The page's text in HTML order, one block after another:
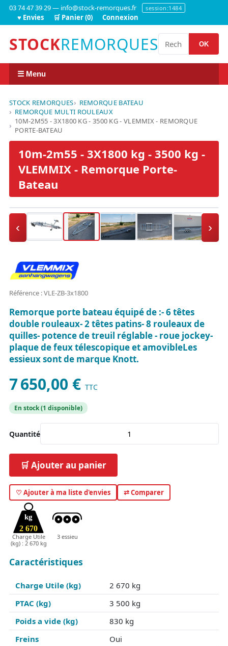
03 74 47 39 29 — info@stock-remorques.fr session:1484
♥ Envies 🛒 Panier (0) Connexion
STOCKREMORQUES OK
☰ Menu
STOCK REMORQUES
REMORQUE BATEAU
REMORQUE MULTI ROULEAUX
10M-2M55 - 3X1800 KG - 3500 KG - VLEMMIX - REMORQUE
PORTE-BATEAU
10m-2m55 - 3X1800 kg - 3500 kg -
VLEMMIX - Remorque Porte-
Bateau
‹ ›
Référence : VLE-ZB-3x1800
Remorque porte bateau équipé de :- 6 têtes
double rouleaux- 2 têtes patins- 8 rouleaux de
quilles- potence de treuil réglable - roue jockey-
plaque de feux télescopique et amovibleLes
essieux sont de marque Knott.
7 650,00 € TTC
En stock (1 disponible)
Quantité
🛒 Ajouter au panier
♡ Ajouter à ma liste d'envies ⇄ Comparer
2 670
kg
Charge Utile
(kg) : 2 670 kg
3 essieu
Caractéristiques
Charge Utile (kg)
2 670 kg
PTAC (kg)
3 500 kg
Poids a vide (kg)
830 kg
Freins
Oui